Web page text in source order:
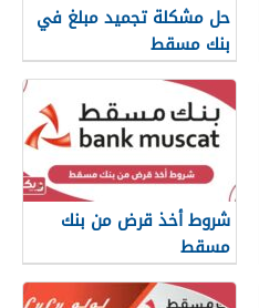
حل مشكلة تجميد مبلغ في
بنك مسقط
شروط أخذ قرض من بنك
مسقط